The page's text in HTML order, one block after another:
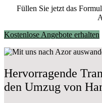
Füllen Sie jetzt das
Kostenlose Angebote erhalten
Hervorragende
den Umzug von